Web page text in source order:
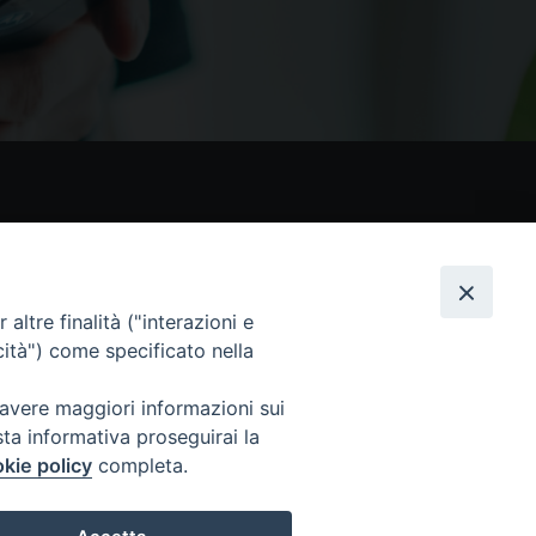
altre finalità ("interazioni e
come specificato nella
maggiori informazioni sui
informativa proseguirai la
policy completa.